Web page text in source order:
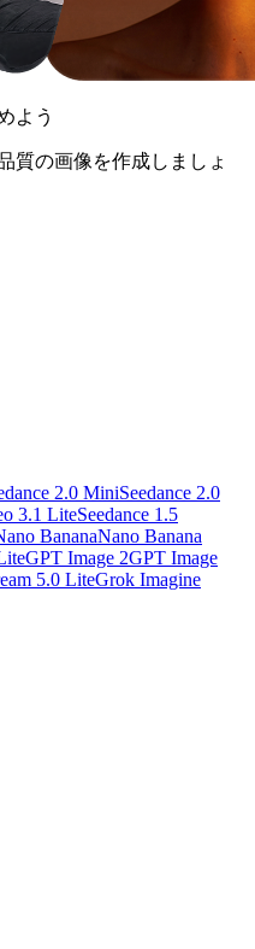
よう
質の画像を作成しましょ
2.0 MiniSeedance 2.0
3.1 LiteSeedance 1.5
BananaNano Banana
GPT Image 2GPT Image
5.0 LiteGrok Imagine